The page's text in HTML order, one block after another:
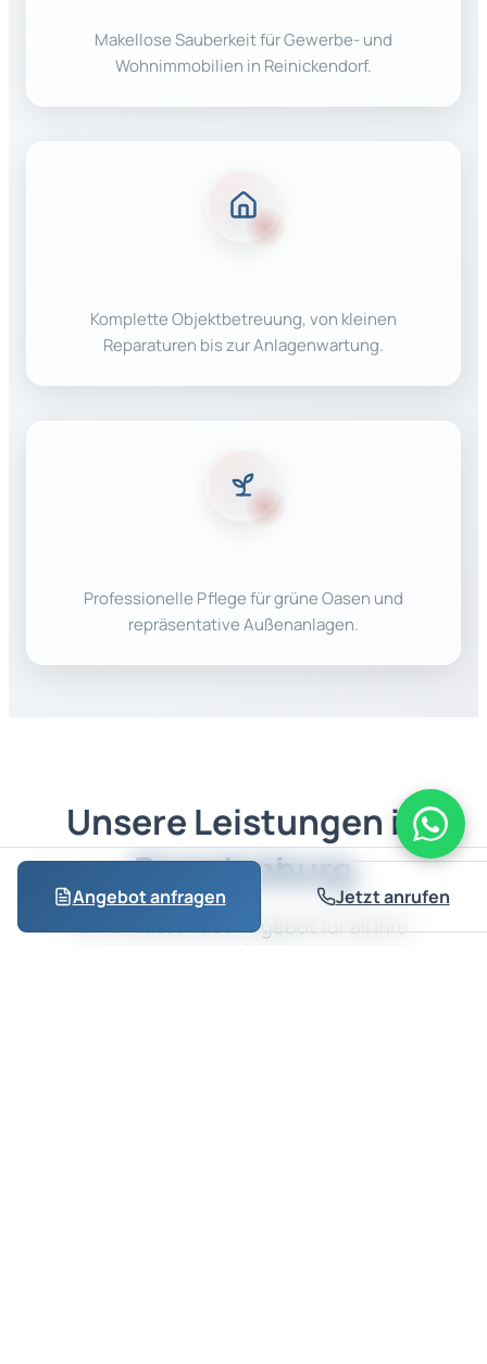
Makellose Sauberkeit für Gewerbe- und
Wohnimmobilien in Reinickendorf.
Komplette Objektbetreuung, von kleinen
Reparaturen bis zur Anlagenwartung.
Professionelle Pflege für grüne Oasen und
repräsentative Außenanlagen.
Unsere Leistungen in
Brandenburg
Ein umfassendes Angebot für all Ihre
Bedürfnisse.
Angebot anfragen Jetzt anrufen